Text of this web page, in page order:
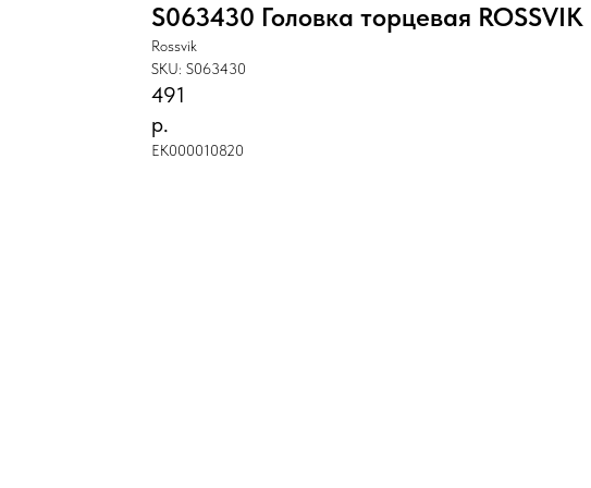
S063430 Головка торцевая
Rossvik
SKU: S063430
491
р.
ЕК000010820